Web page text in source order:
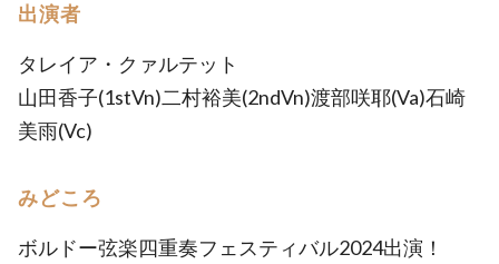
出演者
タレイア・クァルテット
山田香子(1stVn)二村裕美(2ndVn)渡部咲耶(Va)石崎
美雨(Vc)
みどころ
ボルドー弦楽四重奏フェスティバル2024出演！